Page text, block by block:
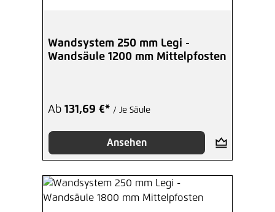
Wandsystem 250 mm Legi -
Wandsäule 1200 mm Mittelpfosten
Ab 131,69 €* / Je Säule
Ansehen